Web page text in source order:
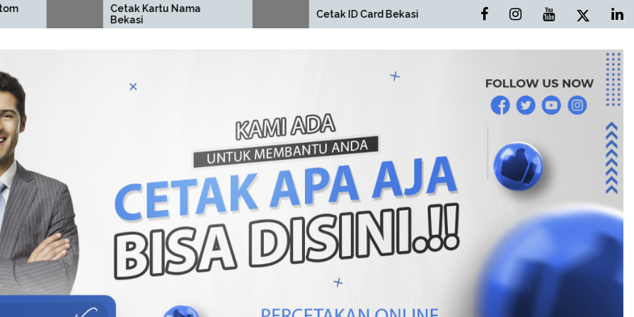
Cetak Kartu Nama
Cetak ID Card Bekasi Cetak Brosur Bekasi